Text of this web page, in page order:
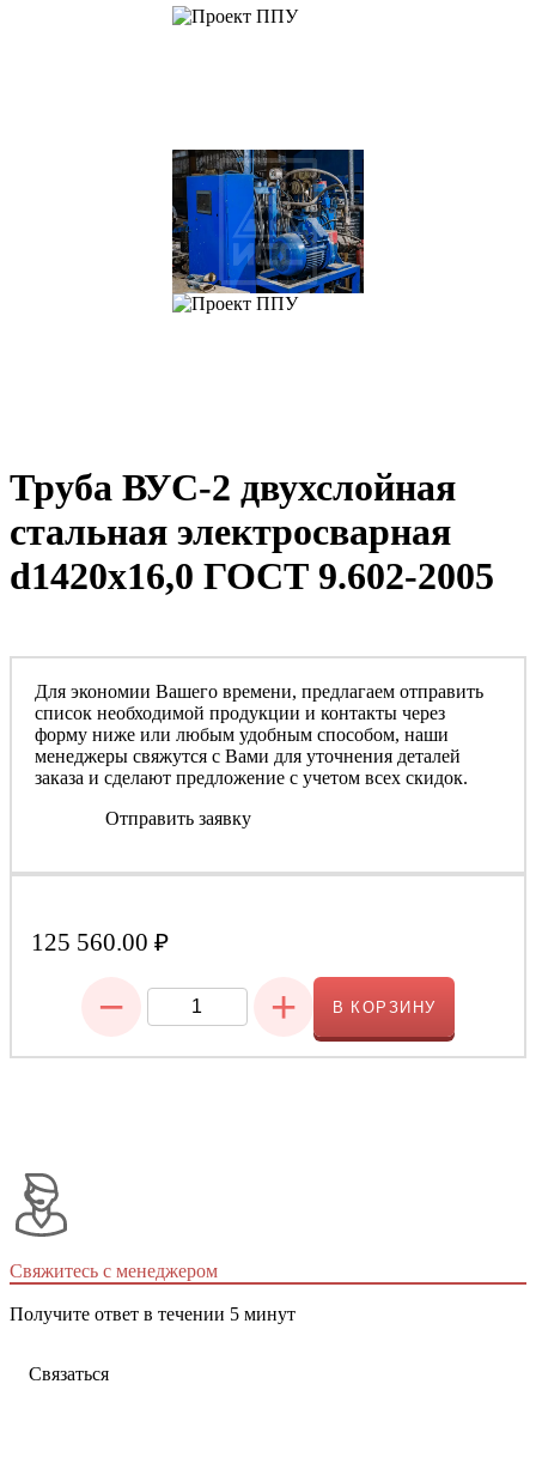
Труба ВУС-2 двухслойная
стальная электросварная
d1420х16,0 ГОСТ 9.602-2005
Для экономии Вашего времени, предлагаем отправить
список необходимой продукции и контакты через
форму ниже или любым удобным способом, наши
менеджеры свяжутся с Вами для уточнения деталей
заказа и сделают предложение с учетом всех скидок.
Отправить заявку
125 560.00 ₽
− + В КОРЗИНУ
Свяжитесь с менеджером
Получите ответ в течении 5 минут
Связаться